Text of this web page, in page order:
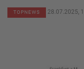
TOPNEWS 28.07.2025,